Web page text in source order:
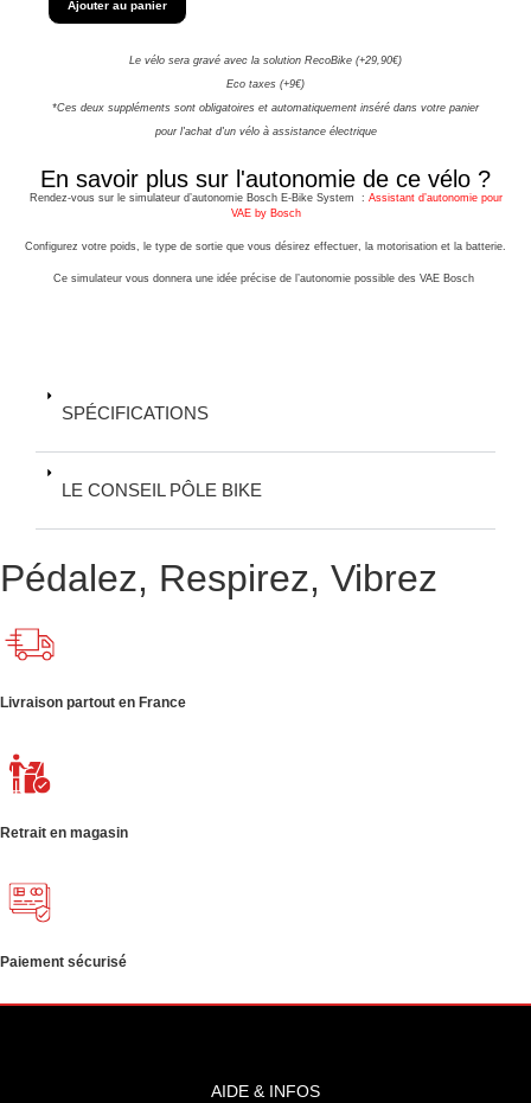
Ajouter au panier
Le vélo sera gravé avec la solution RecoBike (+29,90€)
Eco taxes (+9€)
*Ces deux suppléments sont obligatoires et automatiquement inséré dans votre panier
pour l'achat d'un vélo à assistance électrique
En savoir plus sur l'autonomie de ce vélo ?
Rendez-vous sur le simulateur d’autonomie Bosch E-Bike System : Assistant d’autonomie pour
VAE by Bosch
Configurez votre poids, le type de sortie que vous désirez effectuer, la motorisation et la batterie.
Ce simulateur vous donnera une idée précise de l’autonomie possible des VAE Bosch
SPÉCIFICATIONS
LE CONSEIL PÔLE BIKE
Pédalez, Respirez, Vibrez
Livraison partout en France
Retrait en magasin
Paiement sécurisé
AIDE & INFOS